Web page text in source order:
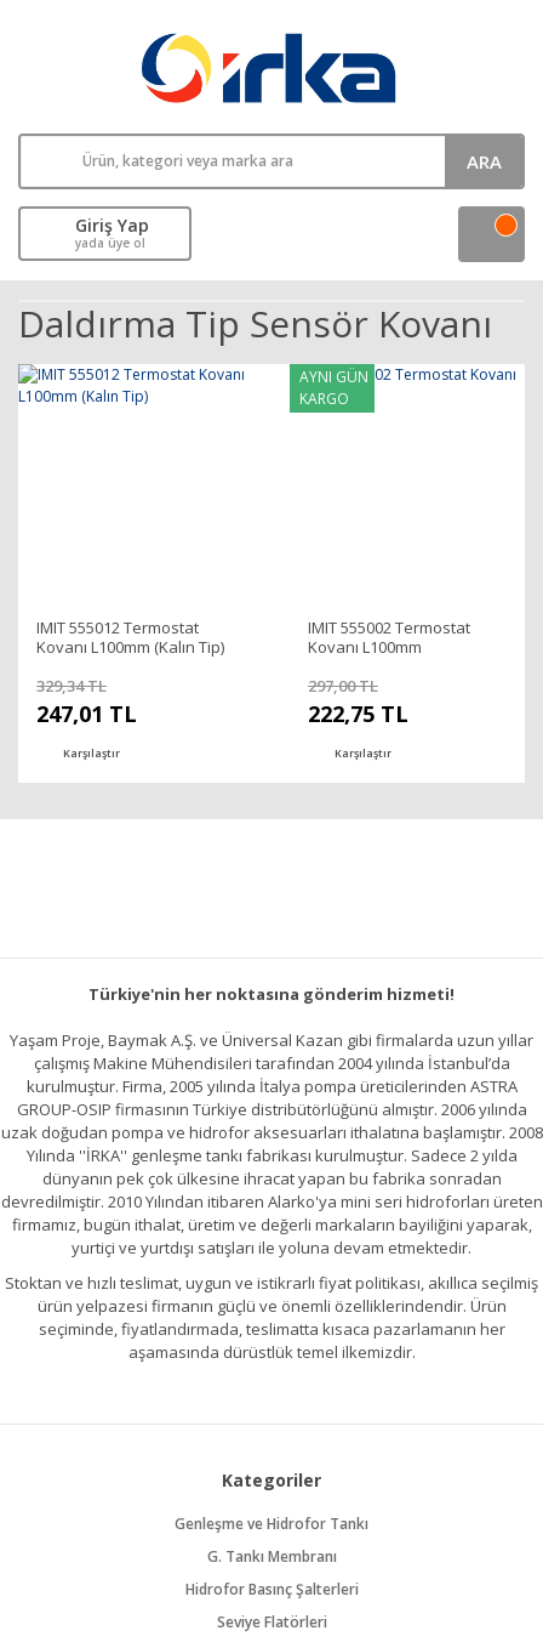
ARA
Giriş Yap
yada üye ol
Daldırma Tip Sensör Kovanı
IMIT 555012 Termostat
Kovanı L100mm (Kalın Tip)
329,34 TL
247,01 TL
Karşılaştır
AYNI GÜN
KARGO
IMIT 555002 Termostat
Kovanı L100mm
297,00 TL
222,75 TL
Karşılaştır
Türkiye'nin her noktasına gönderim hizmeti!
Yaşam Proje, Baymak A.Ş. ve Üniversal Kazan gibi firmalarda uzun yıllar
çalışmış Makine Mühendisileri tarafından 2004 yılında İstanbul’da
kurulmuştur. Firma, 2005 yılında İtalya pompa üreticilerinden ASTRA
GROUP-OSIP firmasının Türkiye distribütörlüğünü almıştır. 2006 yılında
uzak doğudan pompa ve hidrofor aksesuarları ithalatına başlamıştır. 2008
Yılında ''İRKA'' genleşme tankı fabrikası kurulmuştur. Sadece 2 yılda
dünyanın pek çok ülkesine ihracat yapan bu fabrika sonradan
devredilmiştir. 2010 Yılından itibaren Alarko'ya mini seri hidroforları üreten
firmamız, bugün ithalat, üretim ve değerli markaların bayiliğini yaparak,
yurtiçi ve yurtdışı satışları ile yoluna devam etmektedir.
Stoktan ve hızlı teslimat, uygun ve istikrarlı fiyat politikası, akıllıca seçilmiş
ürün yelpazesi firmanın güçlü ve önemli özelliklerindendir. Ürün
seçiminde, fiyatlandırmada, teslimatta kısaca pazarlamanın her
aşamasında dürüstlük temel ilkemizdir.
Kategoriler
Genleşme ve Hidrofor Tankı
G. Tankı Membranı
Hidrofor Basınç Şalterleri
Seviye Flatörleri